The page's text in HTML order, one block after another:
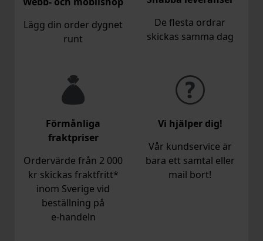
Lägg din order dygnet
runt
De flesta ordrar
skickas samma dag
Förmånliga
fraktpriser
Ordervärde från 2 000
kr skickas fraktfritt*
inom Sverige vid
beställning på
e‑handeln
Vi hjälper dig!
Vår kundservice är
bara ett samtal eller
mail bort!